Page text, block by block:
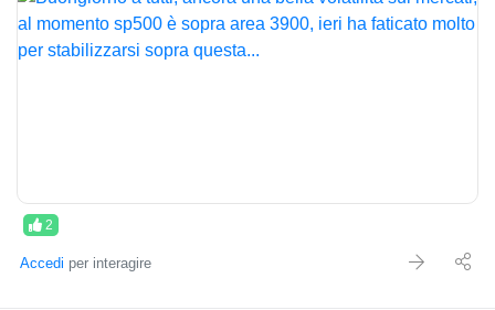
2
Accedi per interagire